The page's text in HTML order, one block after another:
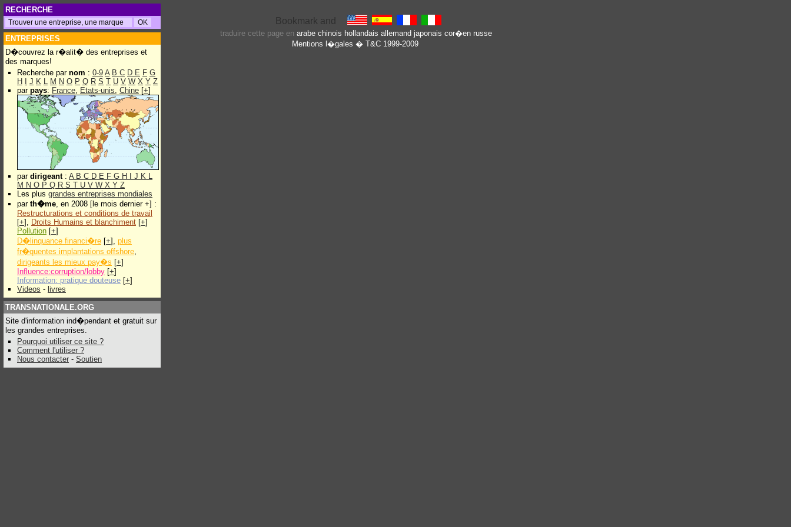
RECHERCHE
ENTREPRISES
D�couvrez la r�alit� des entreprises et
des marques!
Recherche par nom : 0-9 A B C D E F G
H
J K L M N O P Q R S T U V W X Y Z
par pays: France, Etats-unis, Chine [+]
par dirigeant: A B C D E F G H J K L
M N O P Q R S T U V W X Y Z
Les plus grandes entreprises mondiales
par th�me, en 2008 [le mois dernier +] :
Restructurations et conditions de travail
[+], Droits Humains et blanchiment [+]
Pollution [+]
D�linquance financi�re [+], plus
fr�quentes implantations offshore,
dirigeants les mieux pay�s [+]
Influence:corruption/lobby [+]
Information: pratique douteuse [+]
Videos - livres
TRANSNATIONALE.ORG
Site d'information ind�pendant et gratuit sur
les grandes entreprises.
Pourquoi utiliser ce site ?
Comment l'utiliser ?
Nous contacter - Soutien
traduire cette page en arabe chinois hollandais allemand japonais cor�en russe
Mentions l�gales � T&C 1999-2009